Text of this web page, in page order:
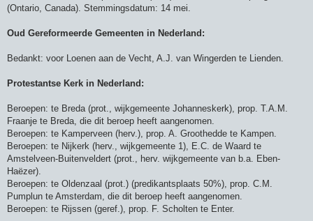
(Ontario, Canada). Stemmingsdatum: 14 mei.
Oud Gereformeerde Gemeenten in Nederland:
Bedankt: voor Loenen aan de Vecht, A.J. van Wingerden te Lienden.
Protestantse Kerk in Nederland:
Beroepen: te Breda (prot., wijkgemeente Johanneskerk), prop. T.A.M.
Fraanje te Breda, die dit beroep heeft aangenomen.
Beroepen: te Kamperveen (herv.), prop. A. Groothedde te Kampen.
Beroepen: te Nijkerk (herv., wijkgemeente 1), E.C. de Waard te
Amstelveen-Buitenveldert (prot., herv. wijkgemeente van b.a. Eben-
Haëzer).
Beroepen: te Oldenzaal (prot.) (predikantsplaats 50%), prop. C.M.
Pumplun te Amsterdam, die dit beroep heeft aangenomen.
Beroepen: te Rijssen (geref.), prop. F. Scholten te Enter.